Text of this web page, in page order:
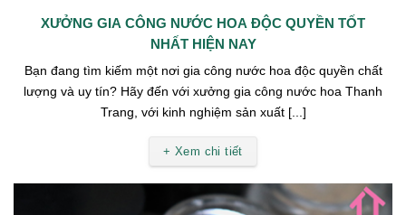
XƯỞNG GIA CÔNG NƯỚC HOA ĐỘC QUYỀN TỐT
NHẤT HIỆN NAY
Bạn đang tìm kiếm một nơi gia công nước hoa độc quyền chất
lượng và uy tín? Hãy đến với xưởng gia công nước hoa Thanh
Trang, với kinh nghiệm sản xuất [...]
+ Xem chi tiết